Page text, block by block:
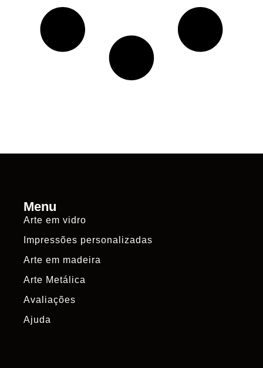
Menu
Arte em vidro
Impressões personalizadas
Arte em madeira
Arte Metálica
Avaliações
Ajuda